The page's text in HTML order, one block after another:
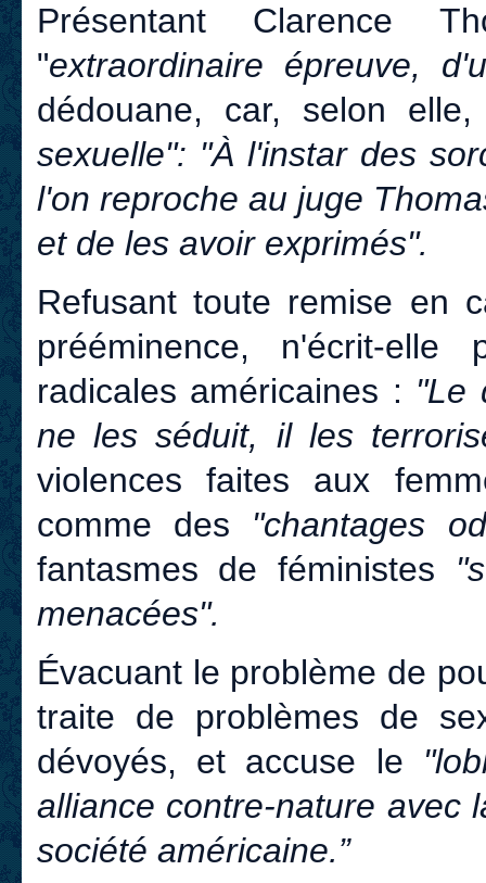
Présentant Clarence
"extraordinaire épreuve,
dédouane, car, selon
sexuelle": "À l'instar des
l'on reproche au juge
et de les avoir exprimés".
Refusant toute remise en
prééminence, n'écrit-
radicales américaines : "Le
ne les séduit, il les
violences faites aux
comme des "chantages
fantasmes de féministes
menacées".
Évacuant le problème de
traite de problèmes de
dévoyés, et accuse le
alliance contre-nature avec
société américaine.”